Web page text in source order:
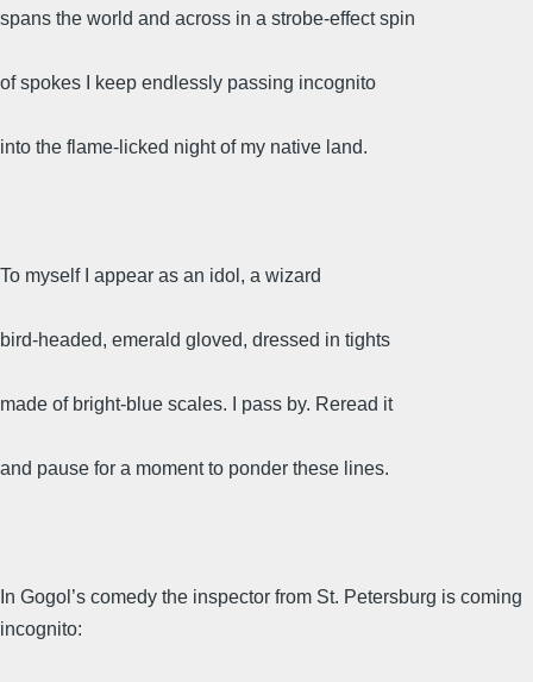
spans the world and across in a strobe-effect spin
of spokes I keep endlessly passing incognito
into the flame-licked night of my native land.
To myself I appear as an idol, a wizard
bird-headed, emerald gloved, dressed in tights
made of bright-blue scales. I pass by. Reread it
and pause for a moment to ponder these lines.
In Gogol’s comedy the inspector from St. Petersburg is coming
incognito: